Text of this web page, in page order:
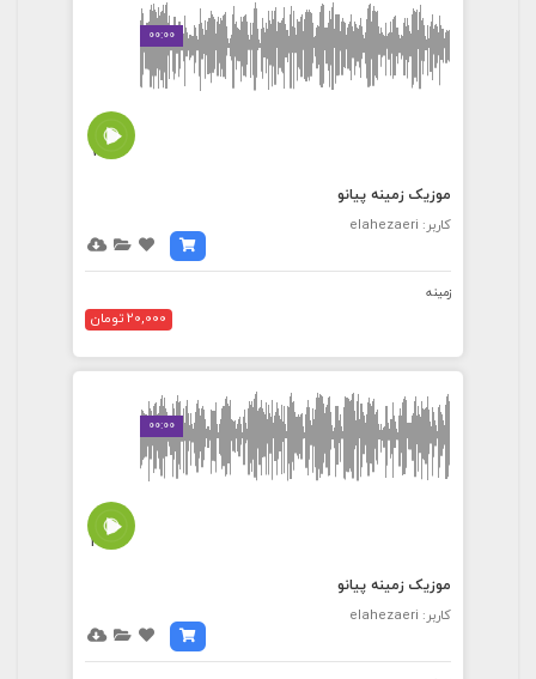
00:00
7:16
موزیک زمینه پیانو
کاربر: elahezaeri
زمینه
20,000 تومان
00:00
3:20
موزیک زمینه پیانو
کاربر: elahezaeri